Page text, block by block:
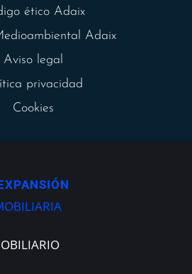
ético Adaix
Adaix
Aviso legal
privacidad
Cookies